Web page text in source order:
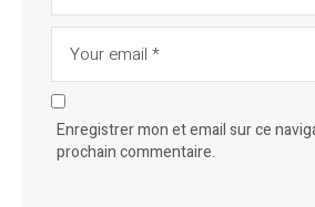
Enregistrer mon et email sur ce
prochain commentaire.